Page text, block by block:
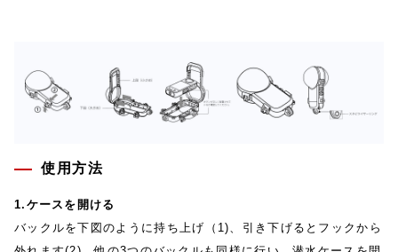
使用方法
1.ケースを開ける
バックルを下図のように持ち上げ（1)、引き下げるとフックから